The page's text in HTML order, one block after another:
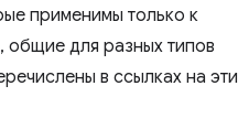
применимы только к
общие для разных типов
в ссылках на эти